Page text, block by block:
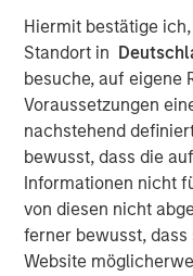
Hiermit bestätige
Standort in
besuche, auf eigene
Voraussetzungen
nachstehend
bewusst, dass die
Informationen nicht
von diesen nicht
ferner bewusst,
Website
The International
investment process
bottom-up stock
route to attractive
compounding and
participation.
Ähnliche Einblicke
GLOBAL EQUITY